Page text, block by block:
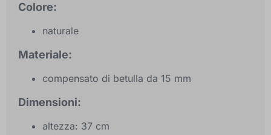
Colore:
naturale
Materiale:
compensato di betulla da 15 mm
Dimensioni:
altezza: 37 cm